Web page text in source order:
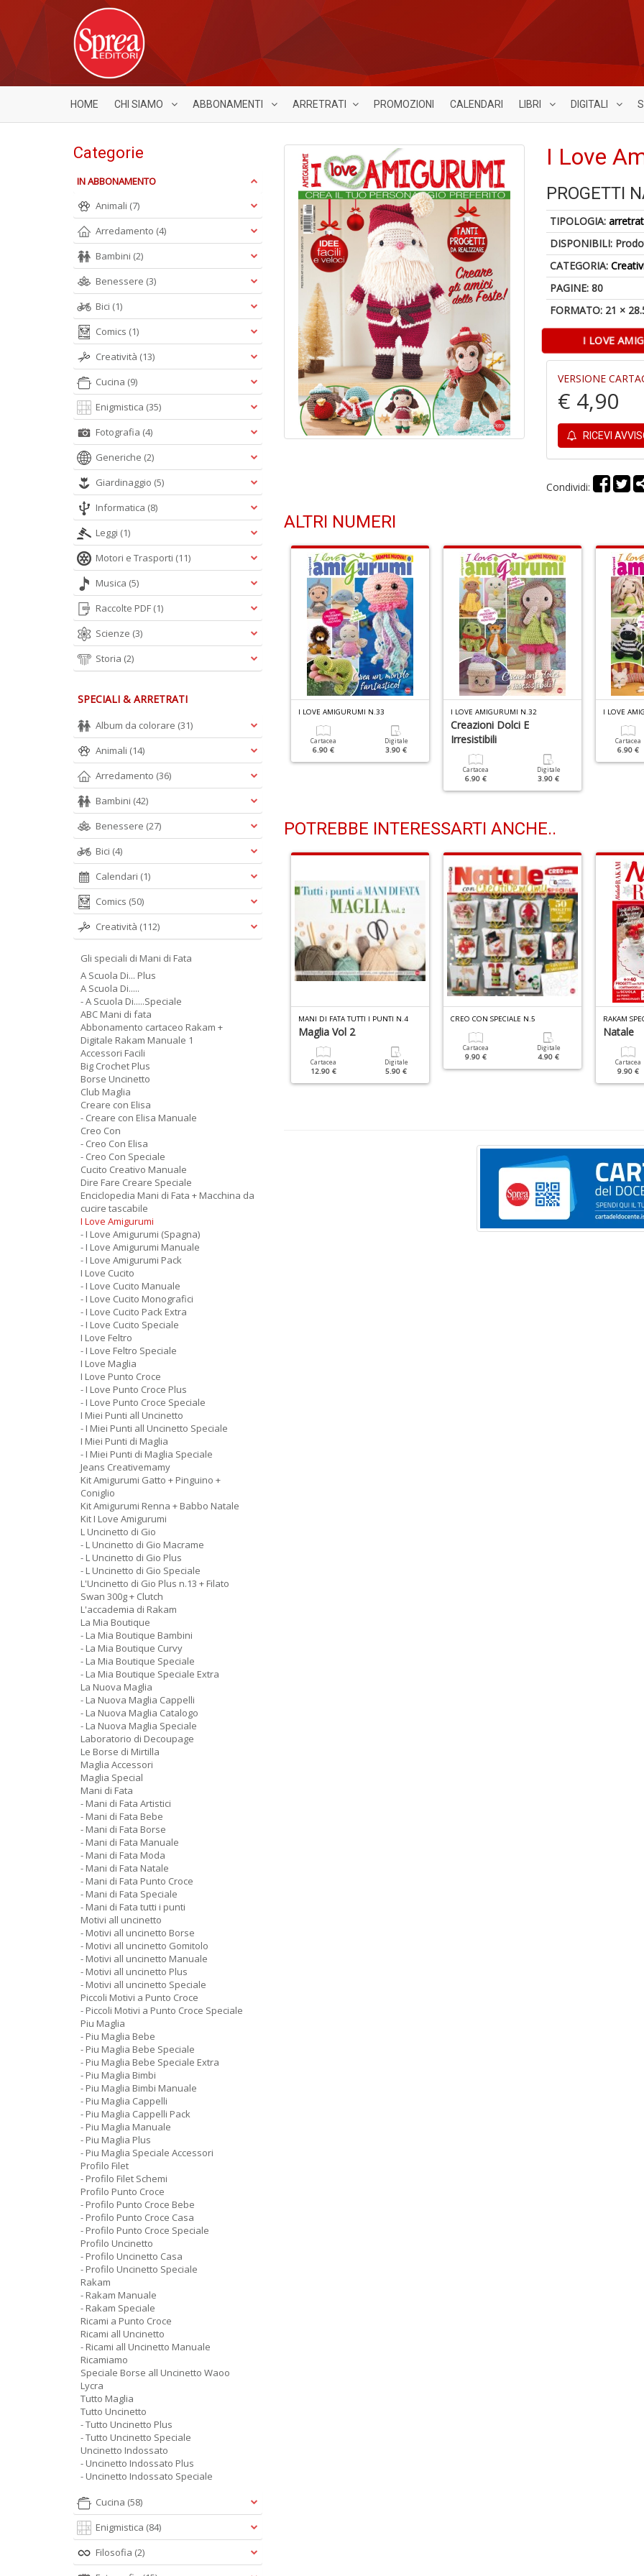
HOME CHI SIAMO ABBONAMENTI ARRETRATI PROMOZIONI CALENDARI LIBRI DIGITALI
I Love
PROGETTI
TIPOLOGIA:
DISPONIBILI:
CATEGORIA:
PAGINE: 80
FORMATO: 21 ×
I LOVE
VERSIONE
€ 4,90
RICEVI
Condividi:
ALTRI NUMERI
Digitale
2.90 €
Fantasia All'uncinetto
5.90 €
Digitale
2.90 €
I LOVE AMIGURUMI N.33
Cartacea
6.90 €
Digitale
3.90 €
I LOVE AMIGURUMI N.32
Creazioni Dolci E
Irresistibili
Cartacea
6.90 €
Digitale
3.90 €
I LOVE
Cartacea
6.90 €
POTREBBE INTERESSARTI ANCHE..
AMIGURUMI MANUALE N.5
Scuola Di Amigurumi
Digitale
4.90 €
TUTTO UNCINETTO SPECIALE N.7
Amigurumi
MANI DI FATA TUTTI I PUNTI N.4
Maglia Vol 2
Cartacea
12.90 €
Digitale
5.90 €
CREO CON SPECIALE N.5
Cartacea
9.90 €
Digitale
4.90 €
RAKAM
Natale
Cartacea
9.90 €
Categorie
IN ABBONAMENTO
Animali (7)
Arredamento (4)
Bambini (2)
Benessere (3)
Bici (1)
Comics (1)
Creatività (13)
Cucina (9)
Enigmistica (35)
Fotografia (4)
Generiche (2)
Giardinaggio (5)
Informatica (8)
Leggi (1)
Motori e Trasporti (11)
Musica (5)
Raccolte PDF (1)
Scienze (3)
Storia (2)
SPECIALI & ARRETRATI
Album da colorare (31)
Animali (14)
Arredamento (36)
Bambini (42)
Benessere (27)
Bici (4)
Calendari (1)
Comics (50)
Creatività (112)
Gli speciali di Mani di Fata
A Scuola Di... Plus
A Scuola Di.....
- A Scuola Di.....Speciale
ABC Mani di fata
Abbonamento cartaceo Rakam +
Digitale Rakam Manuale 1
Accessori Facili
Big Crochet Plus
Borse Uncinetto
Club Maglia
Creare con Elisa
- Creare con Elisa Manuale
Creo Con
- Creo Con Elisa
- Creo Con Speciale
Cucito Creativo Manuale
Dire Fare Creare Speciale
Enciclopedia Mani di Fata + Macchina da
cucire tascabile
I Love Amigurumi
- I Love Amigurumi (Spagna)
- I Love Amigurumi Manuale
- I Love Amigurumi Pack
I Love Cucito
- I Love Cucito Manuale
- I Love Cucito Monografici
- I Love Cucito Pack Extra
- I Love Cucito Speciale
I Love Feltro
- I Love Feltro Speciale
I Love Maglia
I Love Punto Croce
- I Love Punto Croce Plus
- I Love Punto Croce Speciale
I Miei Punti all Uncinetto
- I Miei Punti all Uncinetto Speciale
I Miei Punti di Maglia
- I Miei Punti di Maglia Speciale
Jeans Creativemamy
Kit Amigurumi Gatto + Pinguino +
Coniglio
Kit Amigurumi Renna + Babbo Natale
Kit I Love Amigurumi
L Uncinetto di Gio
- L Uncinetto di Gio Macrame
- L Uncinetto di Gio Plus
- L Uncinetto di Gio Speciale
L'Uncinetto di Gio Plus n.13 + Filato
Swan 300g + Clutch
L'accademia di Rakam
La Mia Boutique
- La Mia Boutique Bambini
- La Mia Boutique Curvy
- La Mia Boutique Speciale
- La Mia Boutique Speciale Extra
La Nuova Maglia
- La Nuova Maglia Cappelli
- La Nuova Maglia Catalogo
- La Nuova Maglia Speciale
Laboratorio di Decoupage
Le Borse di Mirtilla
Maglia Accessori
Maglia Special
Mani di Fata
- Mani di Fata Artistici
- Mani di Fata Bebe
- Mani di Fata Borse
- Mani di Fata Manuale
- Mani di Fata Moda
- Mani di Fata Natale
- Mani di Fata Punto Croce
- Mani di Fata Speciale
- Mani di Fata tutti i punti
Motivi all uncinetto
- Motivi all uncinetto Borse
- Motivi all uncinetto Gomitolo
- Motivi all uncinetto Manuale
- Motivi all uncinetto Plus
- Motivi all uncinetto Speciale
Piccoli Motivi a Punto Croce
- Piccoli Motivi a Punto Croce Speciale
Piu Maglia
- Piu Maglia Bebe
- Piu Maglia Bebe Speciale
- Piu Maglia Bebe Speciale Extra
- Piu Maglia Bimbi
- Piu Maglia Bimbi Manuale
- Piu Maglia Cappelli
- Piu Maglia Cappelli Pack
- Piu Maglia Manuale
- Piu Maglia Plus
- Piu Maglia Speciale Accessori
Profilo Filet
- Profilo Filet Schemi
Profilo Punto Croce
- Profilo Punto Croce Bebe
- Profilo Punto Croce Casa
- Profilo Punto Croce Speciale
Profilo Uncinetto
- Profilo Uncinetto Casa
- Profilo Uncinetto Speciale
Rakam
- Rakam Manuale
- Rakam Speciale
Ricami a Punto Croce
Ricami all Uncinetto
- Ricami all Uncinetto Manuale
Ricamiamo
Speciale Borse all Uncinetto Waoo
Lycra
Tutto Maglia
Tutto Uncinetto
- Tutto Uncinetto Plus
- Tutto Uncinetto Speciale
Uncinetto Indossato
- Uncinetto Indossato Plus
- Uncinetto Indossato Speciale
Cucina (58)
Enigmistica (84)
Filosofia (2)